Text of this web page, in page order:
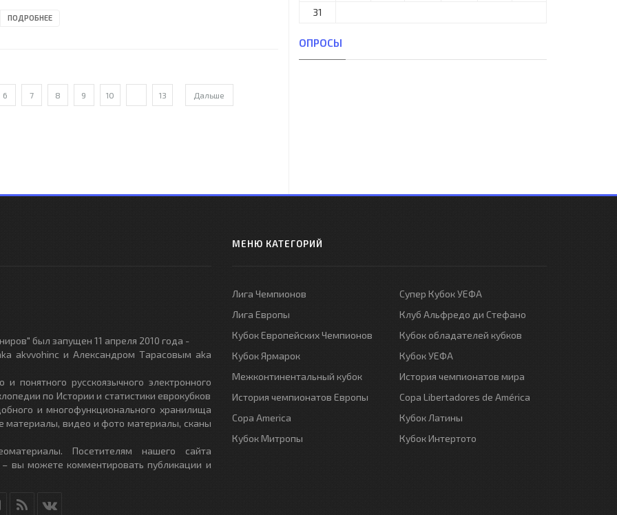
Петров (Болгария). Резервный: Цветан Георгиев
ПОДРОБНЕЕ
6 7 8 9 10 13 Дальше
31
ОПРОСЫ
был запущен 11 апреля 2010 года -
akvvohinc и Александром Тарасовым aka
понятного русскоязычного электронного
по Истории и статистики еврокубков
и многофункционального хранилища
материалы, видео и фото материалы, сканы
Посетителям нашего сайта
вы можете комментировать публикации и
МЕНЮ КАТЕГОРИЙ
Лига Чемпионов
Лига Европы
Кубок Европейских Чемпионов
Кубок Ярмарок
Межконтинентальный кубок
История чемпионатов Европы
Copa America
Кубок Митропы
Супер Кубок УЕФА
Клуб Альфредо ди Стефано
Кубок обладателей кубков
Кубок УЕФА
История чемпионатов мира
Copa Libertadores de América
Кубок Латины
Кубок Интертото